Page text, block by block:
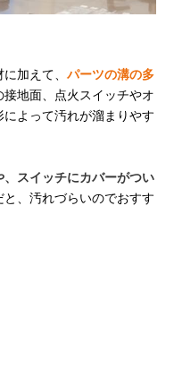
加えて、 パーツの溝の多
接地面、点火スイッチやオ
よって汚れが溜まりやす
スイッチにカバーがつい
と、汚れづらいのでおすす